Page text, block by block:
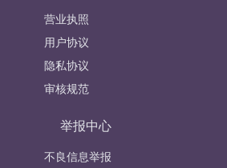
营业执照
用户协议
隐私协议
审核规范
举报中心
不良信息举报